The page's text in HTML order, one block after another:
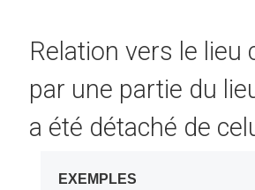
Relation vers le lieu constitué
par une partie du
a été détaché de
EXEMPLES